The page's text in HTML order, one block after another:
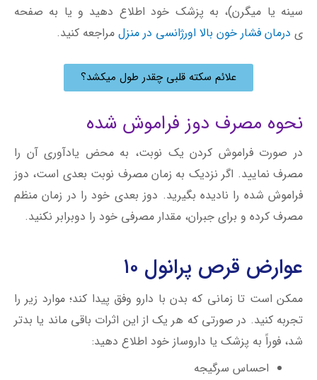
سینه یا میگرن)، به پزشک خود اطلاع دهید و یا به صفحه
ی درمان فشار خون بالا اورژانسی در منزل مراجعه کنید.
علائم سکته قلبی چقدر طول میکشد؟
نحوه مصرف دوز فراموش شده
در صورت فراموش کردن یک نوبت، به محض یادآوری آن را
مصرف نمایید. اگر نزدیک به زمان مصرف نوبت بعدی است، دوز
فراموش شده را نادیده بگیرید. دوز بعدی خود را در زمان منظم
مصرف کرده و برای جبران، مقدار مصرفی خود را دوبرابر نکنید.
عوارض قرص پرانول ۱۰
ممکن است تا زمانی که بدن با دارو وفق پیدا کند؛ موارد زیر را
تجربه کنید. در صورتی که هر یک از این اثرات باقی ماند یا بدتر
شد، فوراً به پزشک یا داروساز خود اطلاع دهید:
احساس سرگیجه